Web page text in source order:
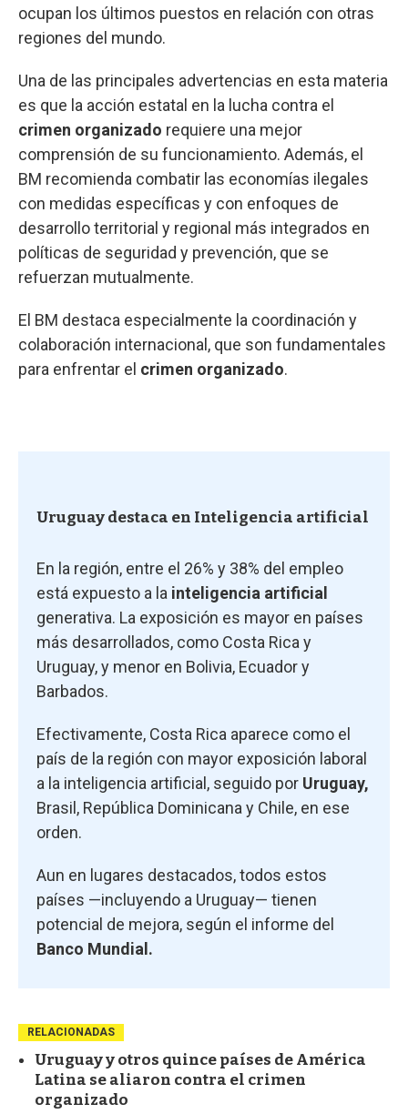
ocupan los últimos puestos en relación con otras
regiones del mundo.
Una de las principales advertencias en esta materia
es que la acción estatal en la lucha contra el
crimen organizado requiere una mejor
comprensión de su funcionamiento. Además, el
BM recomienda combatir las economías ilegales
con medidas específicas y con enfoques de
desarrollo territorial y regional más integrados en
políticas de seguridad y prevención, que se
refuerzan mutualmente.
El BM destaca especialmente la coordinación y
colaboración internacional, que son fundamentales
para enfrentar el crimen organizado.
Uruguay destaca en Inteligencia artificial
En la región, entre el 26% y 38% del empleo
está expuesto a la inteligencia artificial
generativa. La exposición es mayor en países
más desarrollados, como Costa Rica y
Uruguay, y menor en Bolivia, Ecuador y
Barbados.
Efectivamente, Costa Rica aparece como el
país de la región con mayor exposición laboral
a la inteligencia artificial, seguido por Uruguay,
Brasil, República Dominicana y Chile, en ese
orden.
Aun en lugares destacados, todos estos
países —incluyendo a Uruguay— tienen
potencial de mejora, según el informe del
Banco Mundial.
RELACIONADAS
Uruguay y otros quince países de América
Latina se aliaron contra el crimen
organizado